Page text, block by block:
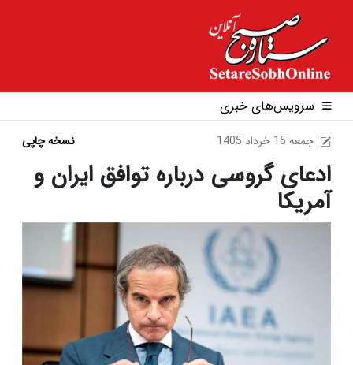
سرویس‌های خبری
1405 جمعه 15 خرداد نسخه چاپی
ادعای گروسی درباره توافق ایران و
آمریکا